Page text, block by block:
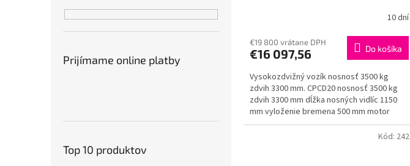
Prijímame online platby
Top 10 produktov
10 dní
€19 800 vrátane DPH
€16 097,56 Do košíka
Vysokozdvižný vozík nosnosť 3500 kg
zdvih 3300 mm. CPCD20 nosnosť 3500 kg
zdvih 3300 mm dĺžka nosných vidlíc 1150
mm vyloženie bremena 500 mm motor
YANMAR diesel sediaca...
Kód: 242